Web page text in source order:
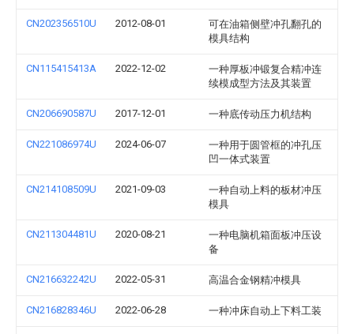
CN202356510U 2012-08-01
可在油箱侧壁冲孔翻孔的
模具结构
CN115415413A 2022-12-02
一种厚板冲锻复合精冲连
续模成型方法及其装置
CN206690587U 2017-12-01 一种底传动压力机结构
CN221086974U 2024-06-07
一种用于圆管框的冲孔压
凹一体式装置
CN214108509U 2021-09-03
一种自动上料的板材冲压
模具
CN211304481U 2020-08-21
一种电脑机箱面板冲压设
备
CN216632242U 2022-05-31 高温合金钢精冲模具
CN216828346U 2022-06-28 一种冲床自动上下料工装